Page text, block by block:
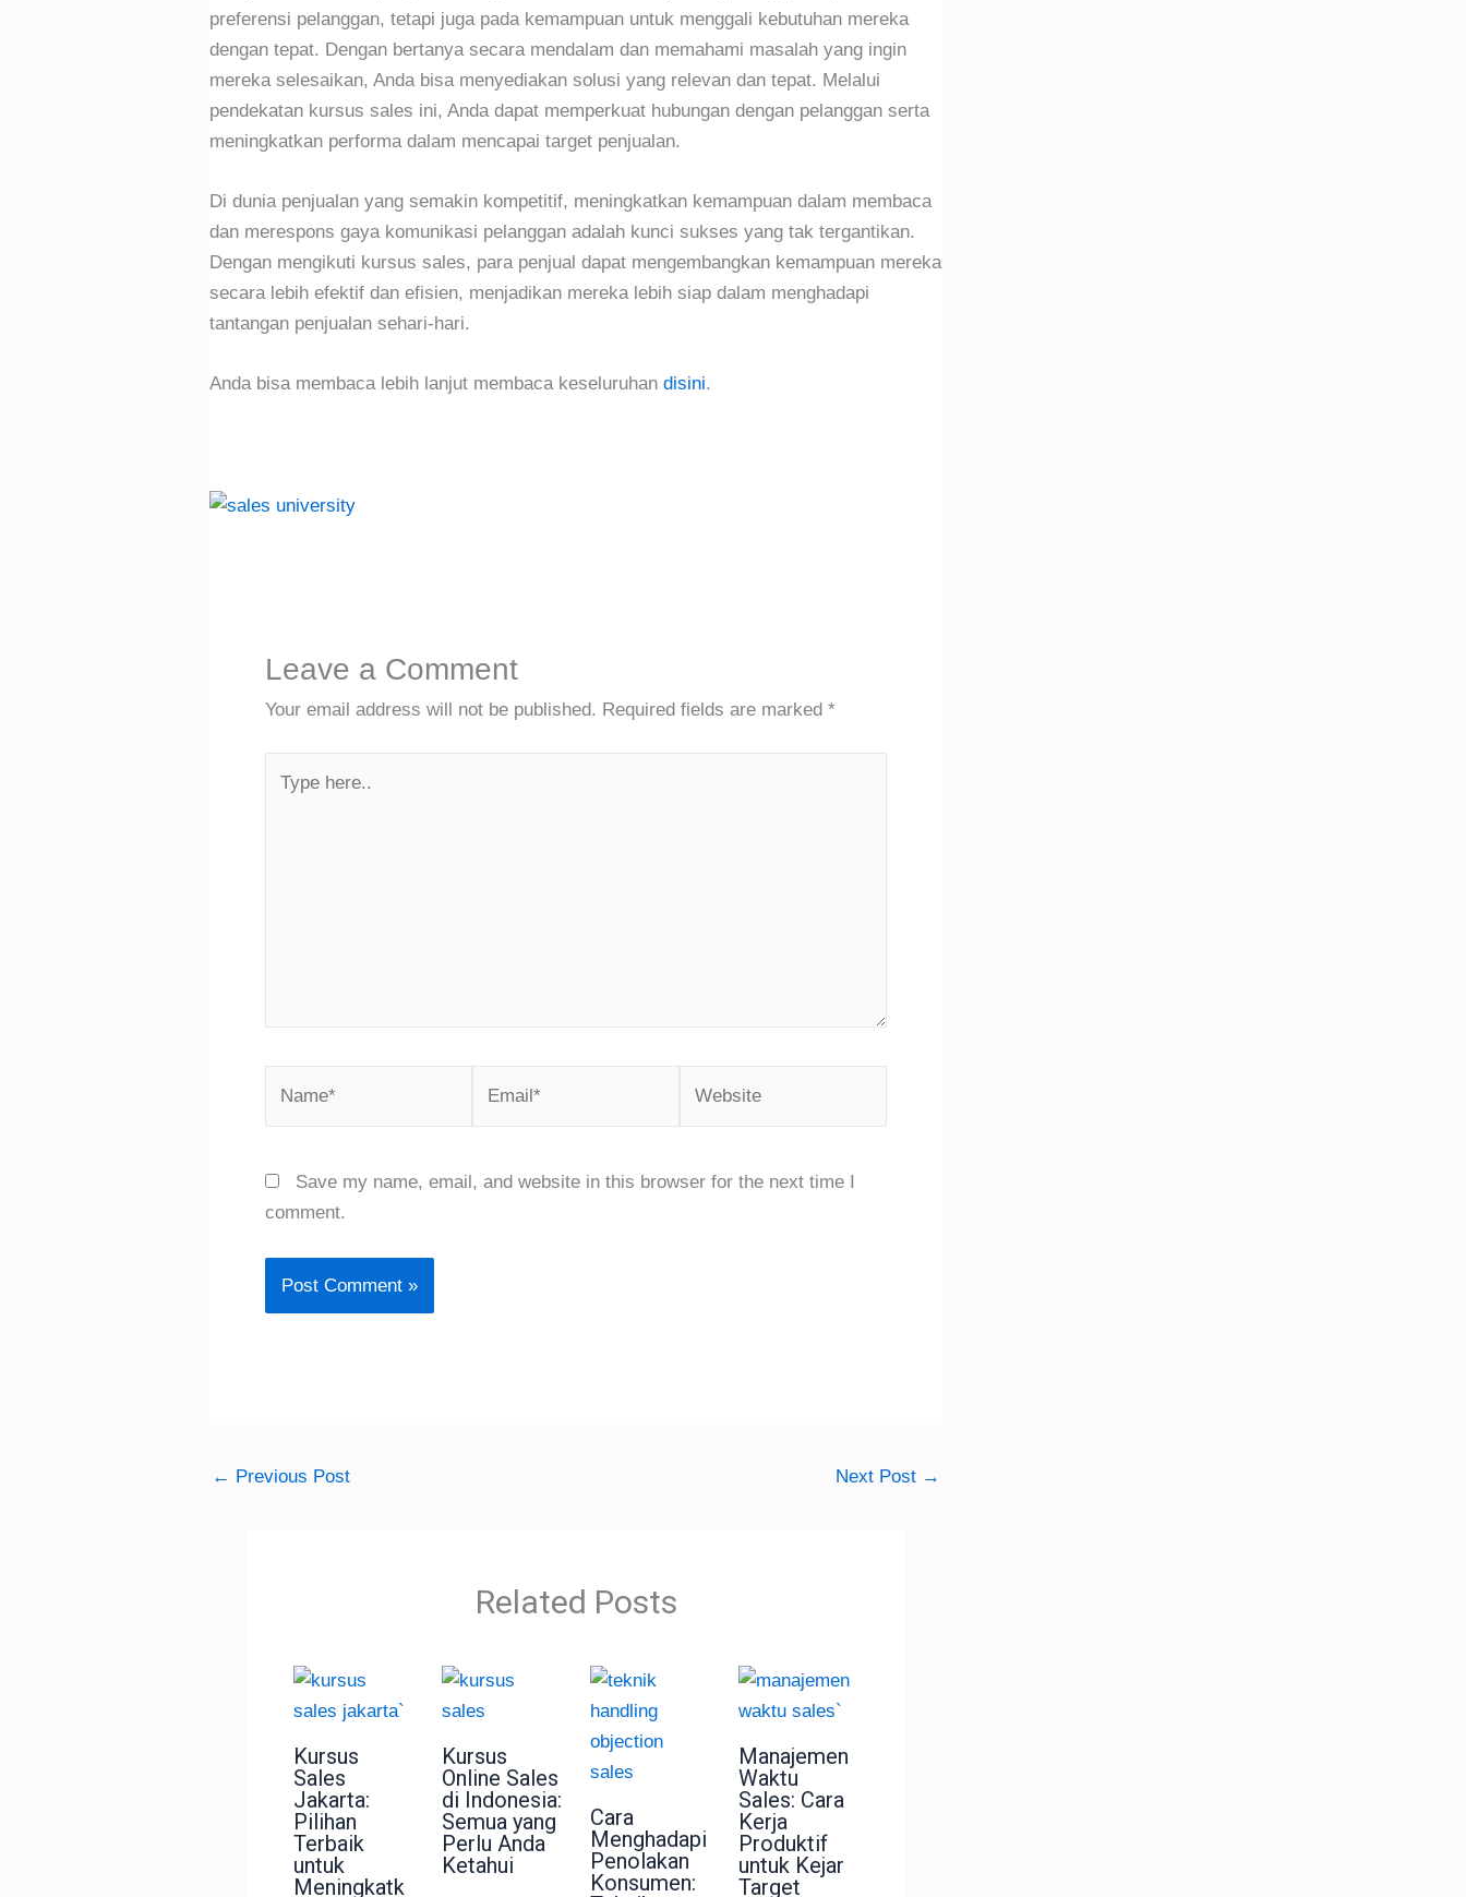
preferensi pelanggan, tetapi juga pada kemampuan untuk menggali kebutuhan mereka
dengan tepat. Dengan bertanya secara mendalam dan memahami masalah yang ingin
mereka selesaikan, Anda bisa menyediakan solusi yang relevan dan tepat. Melalui
pendekatan kursus sales ini, Anda dapat memperkuat hubungan dengan pelanggan serta
meningkatkan performa dalam mencapai target penjualan.
Di dunia penjualan yang semakin kompetitif, meningkatkan kemampuan dalam membaca
dan merespons gaya komunikasi pelanggan adalah kunci sukses yang tak tergantikan.
Dengan mengikuti kursus sales, para penjual dapat mengembangkan kemampuan mereka
secara lebih efektif dan efisien, menjadikan mereka lebih siap dalam menghadapi
tantangan penjualan sehari-hari.
Anda bisa membaca lebih lanjut membaca keseluruhan disini.
Leave a Comment
Your email address will not be published. Required fields are marked *
here..
Save my name, email, and website in this browser for the next time I
comment.
← Previous Post Next Post →
Related Posts
Kursus
Sales
Jakarta:
Pilihan
Terbaik
untuk
Meningkatk
Kursus
Online Sales
di Indonesia:
Semua yang
Perlu Anda
Ketahui
Cara
Menghadapi
Penolakan
Konsumen:
Manajemen
Waktu
Sales: Cara
Kerja
Produktif
untuk Kejar
Target